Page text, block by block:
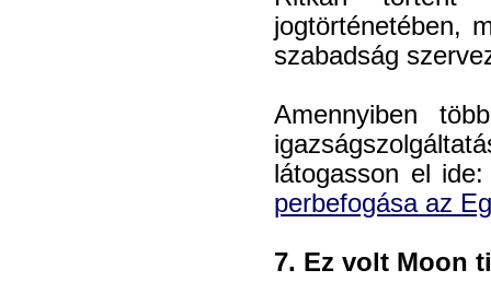
jogtörténetében,
szabadság
Amennyiben
látogasson el
perbefogása az
7. Ez volt Moon